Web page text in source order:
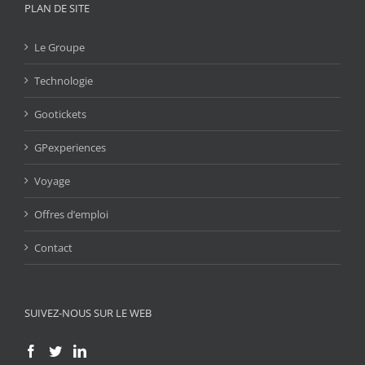
PLAN DE SITE
Le Groupe
Technologie
Gootickets
GPexperiences
Voyage
Offres d’emploi
Contact
SUIVEZ-NOUS SUR LE WEB